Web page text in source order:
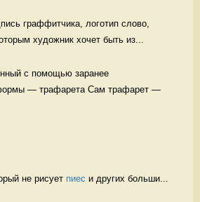
граффитчика, логотип слово,
художник хочет быть из...
с помощью заранее
— трафарета Сам трафарет —
не рисует пиес и других больши...